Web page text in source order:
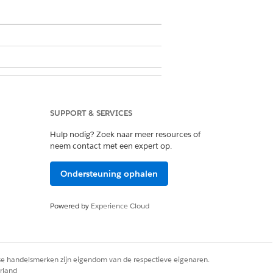
Bots inschakelen.
inschakelen.
SUPPORT & SERVICES
Hulp nodig? Zoek naar meer resources of
neem contact met een expert op.
Ondersteuning ophalen
Powered by Experience Cloud
handelsmerken zijn eigendom van de respectieve eigenaren.